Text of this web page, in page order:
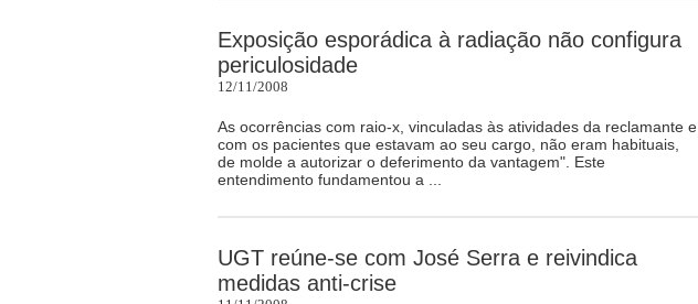
Exposição esporádica à radiação não configura
periculosidade
12/11/2008
As ocorrências com raio-x, vinculadas às atividades da reclamante e
com os pacientes que estavam ao seu cargo, não eram habituais,
de molde a autorizar o deferimento da vantagem". Este
entendimento fundamentou a ...
UGT reúne-se com José Serra e reivindica
medidas anti-crise